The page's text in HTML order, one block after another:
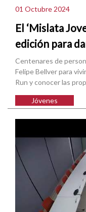
01 Octubre 2024
El ‘Mislata
edición para
Centenares de
Felipe Bellver para
Run y conocer las
Jóvenes